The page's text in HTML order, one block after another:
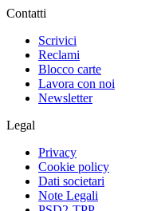
Contatti
Scrivici
Reclami
Blocco carte
Lavora con noi
Newsletter
Legal
Privacy
Cookie policy
Dati societari
Note Legali